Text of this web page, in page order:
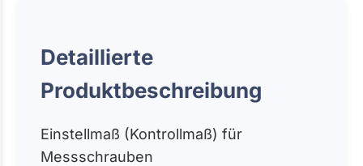
Detaillierte
Produktbeschreibung
Einstellmaß (Kontrollmaß) für
Messschrauben